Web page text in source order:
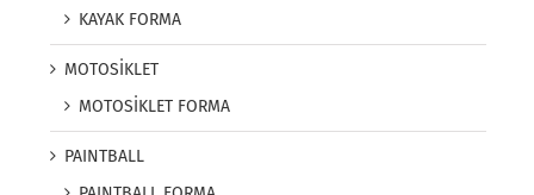
KAYAK FORMA
MOTOSİKLET
MOTOSİKLET FORMA
PAINTBALL